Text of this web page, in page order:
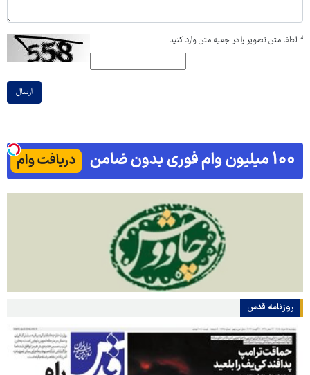
* لطفا متن تصویر را در جعبه متن وارد کنید
ارسال
روزنامه قدس